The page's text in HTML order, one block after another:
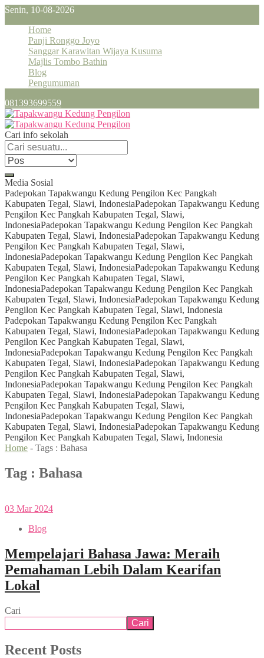
Senin, 10-08-2026
Home
Panji Ronggo Joyo
Sanggar Karawitan Wijaya Kusuma
Majlis Tombo Bathin
Blog
Pengumuman
081393699559
Cari info sekolah
Media Sosial
Padepokan Tapakwangu Kedung Pengilon Kec Pangkah
Kabupaten Tegal, Slawi, IndonesiaPadepokan Tapakwangu Kedung
Pengilon Kec Pangkah Kabupaten Tegal, Slawi,
IndonesiaPadepokan Tapakwangu Kedung Pengilon Kec Pangkah
Kabupaten Tegal, Slawi, IndonesiaPadepokan Tapakwangu Kedung
Pengilon Kec Pangkah Kabupaten Tegal, Slawi,
IndonesiaPadepokan Tapakwangu Kedung Pengilon Kec Pangkah
Kabupaten Tegal, Slawi, IndonesiaPadepokan Tapakwangu Kedung
Pengilon Kec Pangkah Kabupaten Tegal, Slawi,
IndonesiaPadepokan Tapakwangu Kedung Pengilon Kec Pangkah
Kabupaten Tegal, Slawi, IndonesiaPadepokan Tapakwangu Kedung
Pengilon Kec Pangkah Kabupaten Tegal, Slawi, Indonesia
Padepokan Tapakwangu Kedung Pengilon Kec Pangkah
Kabupaten Tegal, Slawi, IndonesiaPadepokan Tapakwangu Kedung
Pengilon Kec Pangkah Kabupaten Tegal, Slawi,
IndonesiaPadepokan Tapakwangu Kedung Pengilon Kec Pangkah
Kabupaten Tegal, Slawi, IndonesiaPadepokan Tapakwangu Kedung
Pengilon Kec Pangkah Kabupaten Tegal, Slawi,
IndonesiaPadepokan Tapakwangu Kedung Pengilon Kec Pangkah
Kabupaten Tegal, Slawi, IndonesiaPadepokan Tapakwangu Kedung
Pengilon Kec Pangkah Kabupaten Tegal, Slawi,
IndonesiaPadepokan Tapakwangu Kedung Pengilon Kec Pangkah
Kabupaten Tegal, Slawi, IndonesiaPadepokan Tapakwangu Kedung
Pengilon Kec Pangkah Kabupaten Tegal, Slawi, Indonesia
Home - Tags : Bahasa
Tag : Bahasa
03 Mar 2024
Blog
Mempelajari Bahasa Jawa: Meraih
Pemahaman Lebih Dalam Kearifan
Lokal
Cari
Cari
Recent Posts